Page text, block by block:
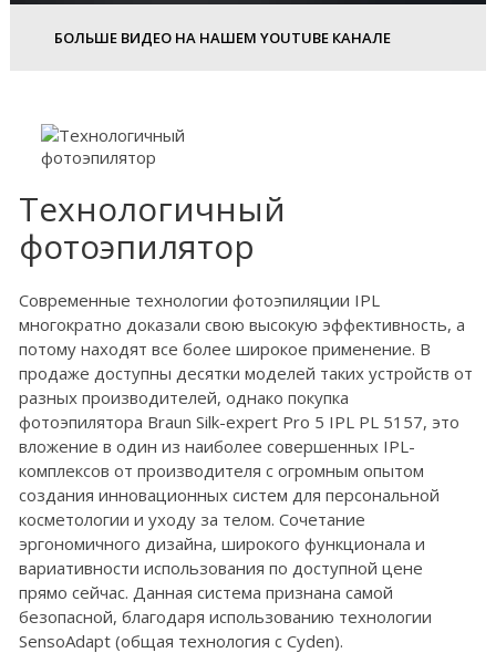
БОЛЬШЕ ВИДЕО НА НАШЕМ YOUTUBE КАНАЛЕ
Технологичный
фотоэпилятор
Современные технологии фотоэпиляции IPL
многократно доказали свою высокую эффективность, а
потому находят все более широкое применение. В
продаже доступны десятки моделей таких устройств от
разных производителей, однако покупка
фотоэпилятора Braun Silk-expert Pro 5 IPL PL 5157, это
вложение в один из наиболее совершенных IPL-
комплексов от производителя с огромным опытом
создания инновационных систем для персональной
косметологии и уходу за телом. Сочетание
эргономичного дизайна, широкого функционала и
вариативности использования по доступной цене
прямо сейчас. Данная система признана самой
безопасной, благодаря использованию технологии
SensoAdapt (общая технология с Cyden).